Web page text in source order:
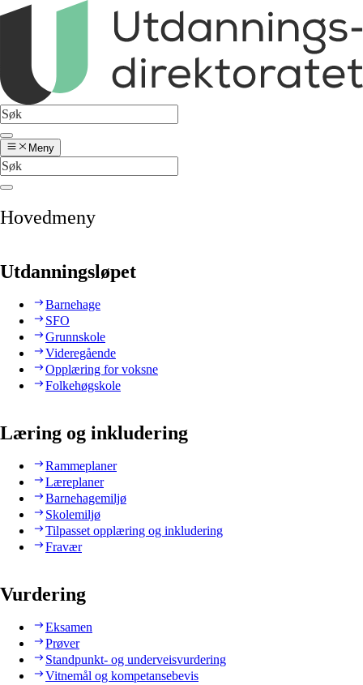
Meny
Hovedmeny
Utdanningsløpet
Barnehage
SFO
Grunnskole
Videregående
Opplæring for voksne
Folkehøgskole
Læring og inkludering
Rammeplaner
Læreplaner
Barnehagemiljø
Skolemiljø
Tilpasset opplæring og inkludering
Fravær
Vurdering
Eksamen
Prøver
Standpunkt- og underveisvurdering
Vitnemål og kompetansebevis